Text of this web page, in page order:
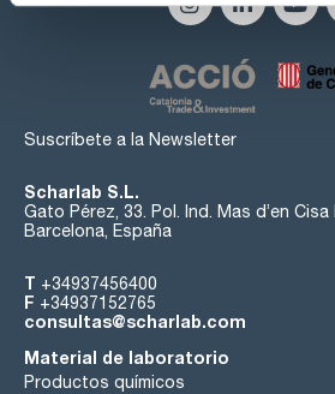
Suscríbete a la Newsletter
Scharlab S.L.
Gato Pérez, 33. Pol. Ind. Mas d’en
Barcelona, España
T +34937456400
F +34937152765
consultas@scharlab.com
Material de laboratorio
Productos químicos